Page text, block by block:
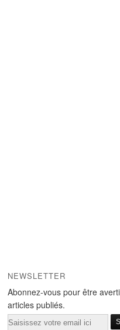
NEWSLETTER
Abonnez-vous pour être
articles publiés.
Email